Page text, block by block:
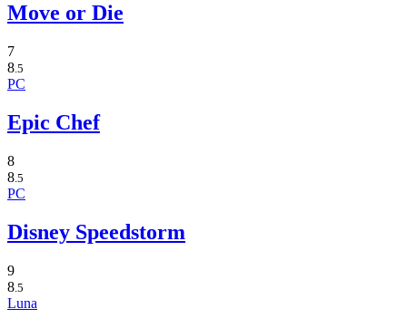
Move or Die
7
8.5
PC
Epic Chef
8
8.5
PC
Disney Speedstorm
9
8 .5
Luna